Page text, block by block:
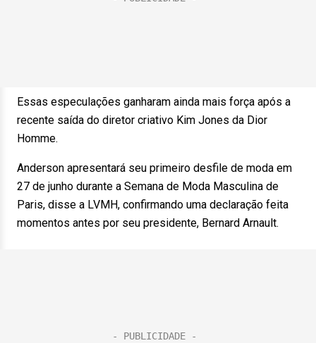
Essas especulações ganharam ainda mais força após a
recente saída do diretor criativo Kim Jones da Dior
Homme.
Anderson apresentará seu primeiro desfile de moda em
27 de junho durante a Semana de Moda Masculina de
Paris, disse a LVMH, confirmando uma declaração feita
momentos antes por seu presidente, Bernard Arnault.